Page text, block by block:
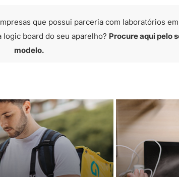
que possui parceria com laboratórios em
board do seu aparelho? Procure aqui pelo
modelo.